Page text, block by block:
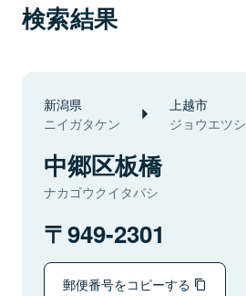
検索結果
新潟県
ニイガタケン
上越市
ジョウエツシ
中郷区板橋
ナカゴウクイタバシ
949-2301
郵便番号をコピーする